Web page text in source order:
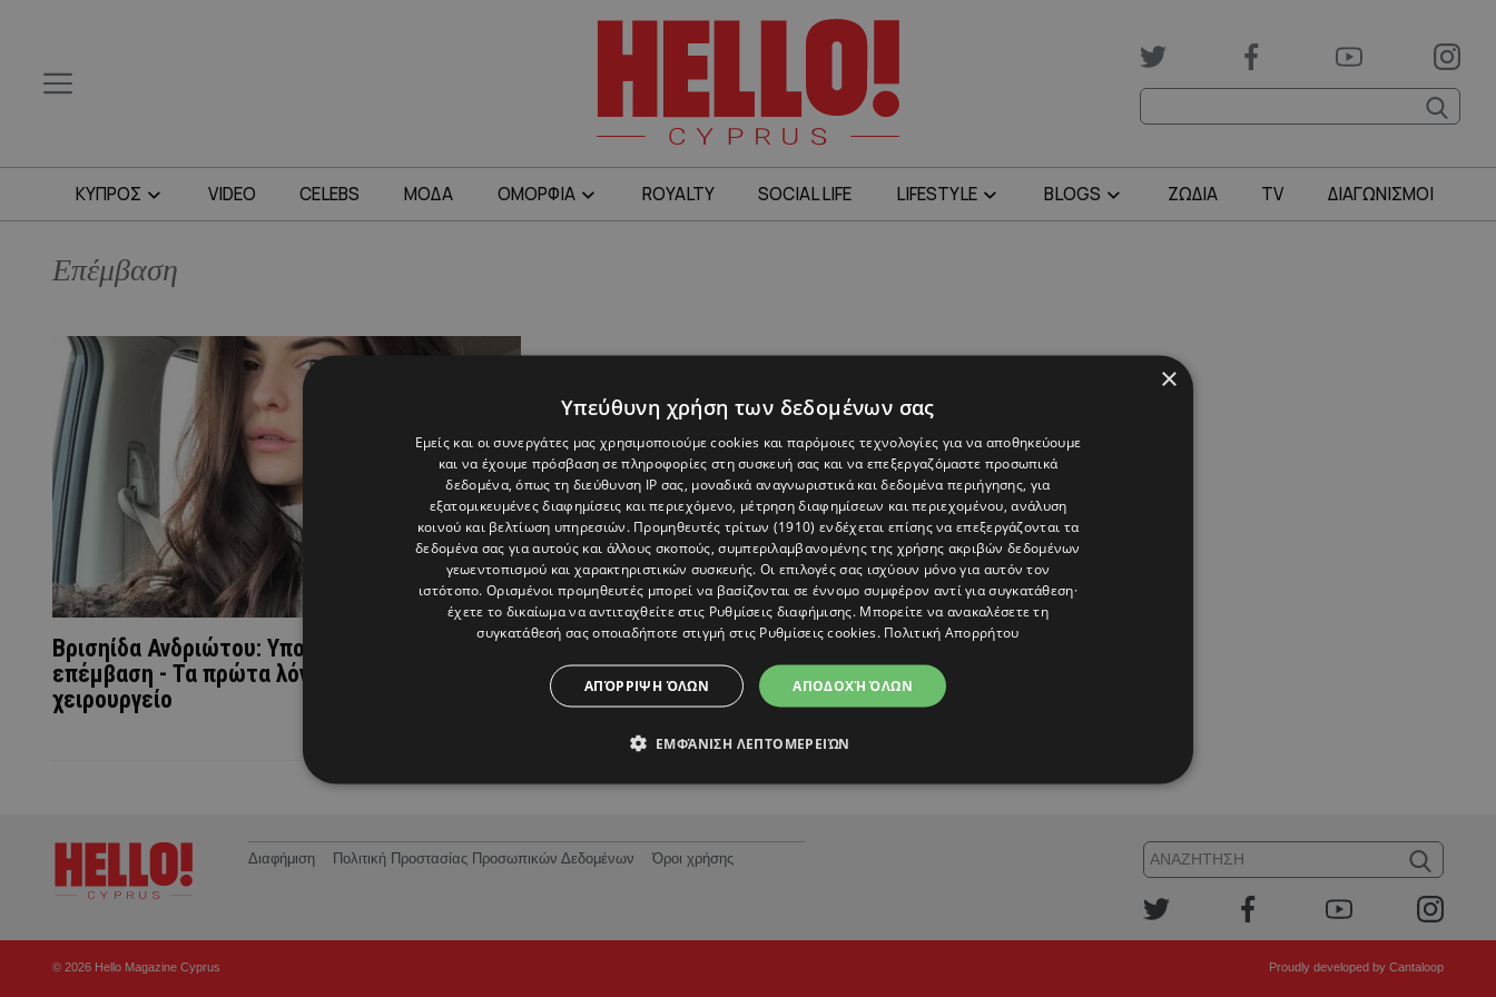
ΚΥΠΡΟΣ VIDEO CELEBS ΜΟΔΑ ΟΜΟΡΦΙΑ ROYALTY SOCIAL LIFE LIFESTYLE BLOGS ΖΩΔΙΑ TV ΔΙΑΓΩΝΙΣΜΟΙ
Επέμβαση
Βρισηίδα Ανδριώτου: Υποβλήθηκε σε
επέμβαση - Τα πρώτα λόγια μετά το
χειρουργείο
Διαφήμιση Πολιτική Προστασίας Προσωπικών Δεδομένων Όροι χρήσης
© 2026 Hello Magazine Cyprus Proudly developed by Cantaloop
×
Υπεύθυνη χρήση των δεδομένων σας
Εμείς και οι συνεργάτες μας χρησιμοποιούμε cookies και παρόμοιες τεχνολογίες για να αποθηκεύουμε
και να έχουμε πρόσβαση σε πληροφορίες στη συσκευή σας και να επεξεργαζόμαστε προσωπικά
δεδομένα, όπως τη διεύθυνση IP σας, μοναδικά αναγνωριστικά και δεδομένα περιήγησης, για
εξατομικευμένες διαφημίσεις και περιεχόμενο, μέτρηση διαφημίσεων και περιεχομένου, ανάλυση
κοινού και βελτίωση υπηρεσιών. Προμηθευτές τρίτων (1910) ενδέχεται επίσης να επεξεργάζονται τα
δεδομένα σας για αυτούς και άλλους σκοπούς, συμπεριλαμβανομένης της χρήσης ακριβών δεδομένων
γεωεντοπισμού και χαρακτηριστικών συσκευής. Οι επιλογές σας ισχύουν μόνο για αυτόν τον
ιστότοπο. Ορισμένοι προμηθευτές μπορεί να βασίζονται σε έννομο συμφέρον αντί για συγκατάθεση·
έχετε το δικαίωμα να αντιταχθείτε στις Ρυθμίσεις διαφήμισης. Μπορείτε να ανακαλέσετε τη
συγκατάθεσή σας οποιαδήποτε στιγμή στις Ρυθμίσεις cookies. Πολιτική Απορρήτου
ΑΠΟΔΟΧΉ ΌΛΩΝ
ΑΠΌΡΡΙΨΗ ΌΛΩΝ
ΕΜΦΆΝΙΣΗ ΛΕΠΤΟΜΕΡΕΙΏΝ